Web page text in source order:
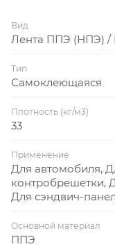
Вид
Лента ППЭ (НПЭ) /
Тип
Самоклеющаяся
Плотность (кг/м3)
33
Применение
Для автомобиля,
контробрешетки,
Для сэндвич-
Основной материал
ППЭ